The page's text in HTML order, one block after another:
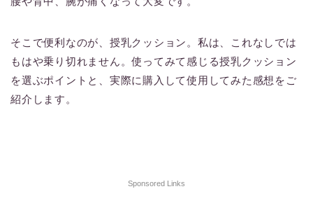
そこで便利なのが、授乳クッション。私は、これなしでは
もはや乗り切れません。使ってみて感じる授乳クッション
を選ぶポイントと、実際に購入して使用してみた感想をご
紹介します。
Sponsored Links